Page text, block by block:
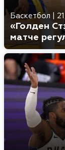
Баскетбол
«Голден
матче